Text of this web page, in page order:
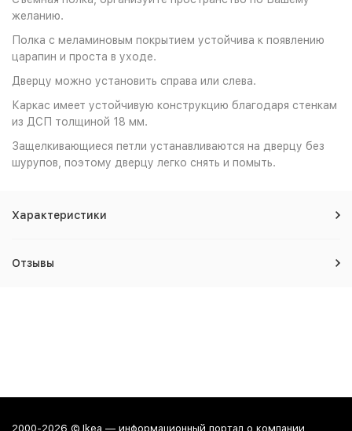
желанию.
Полка с меламиновым покрытием устойчива к появлению
царапин и проста в уходе.
Дверцу можно установить справа или слева.
Каркас имеет устойчивую конструкцию благодаря стенкам
из ДСП толщиной 18 мм.
Защелкивающиеся петли устанавливаются на дверцу без
шурупов, поэтому дверцу легко снять и помыть.
Характеристики
Отзывы
2000-2026 © Ikea — информационный портал о компании